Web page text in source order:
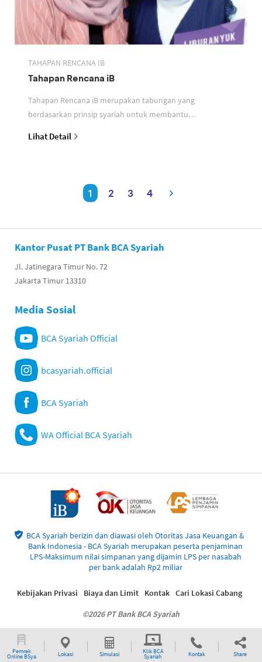
Pemrek
Online BSya Lokasi Simulasi Klik BCA
Syariah Kontak Share
TAHAPAN RENCANA IB
Tahapan Rencana iB
Tahapan Rencana iB merupakan tabungan yang
berdasarkan prinsip syariah untuk membantu
Lihat Detail
1 2 3 4
Kantor Pusat PT Bank BCA Syariah
Jl. Jatinegara Timur No. 72
Jakarta Timur 13310
Media Sosial
BCA Syariah Official
bcasyariah.official
BCA Syariah
WA Official BCA Syariah
BCA Syariah berizin dan diawasi oleh Otoritas Jasa Keuangan &
Bank Indonesia - BCA Syariah merupakan peserta penjaminan
LPS-Maksimum nilai simpanan yang dijamin LPS per nasabah
per bank adalah Rp2 miliar
©2026 PT Bank BCA Syariah
Kebijakan Privasi Biaya dan Limit Kontak Cari Lokasi Cabang